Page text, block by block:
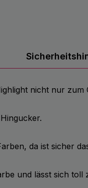
nicht nur zum
da ist sicher
und lässt sich toll